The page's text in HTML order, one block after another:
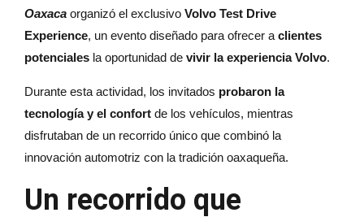
Oaxaca organizó el exclusivo Volvo Test Drive
Experience, un evento diseñado para ofrecer aclientes
potenciales la oportunidad de vivir la experiencia Volvo.
Durante esta actividad, los invitados probaron la
tecnología y el confort de los vehículos, mientras
disfrutaban de un recorrido único que combinó la
innovación automotriz con la tradición oaxaqueña.
Un recorrido que